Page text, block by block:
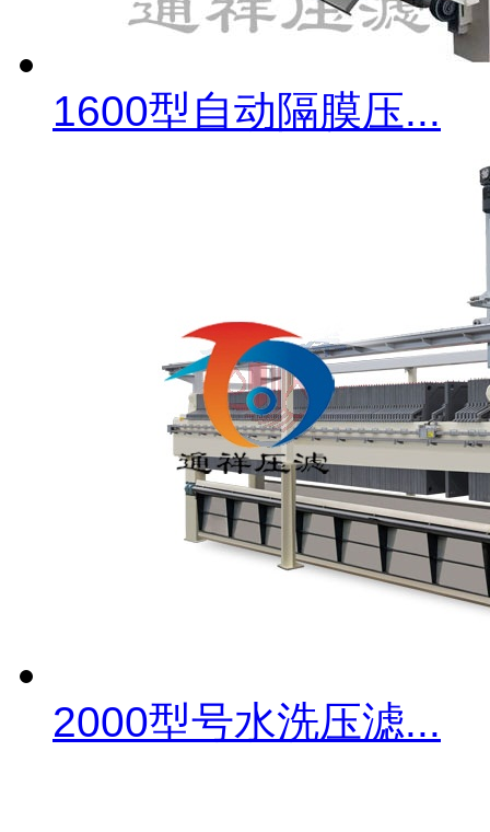
1600型自动隔膜压...
2000型号水洗压滤...